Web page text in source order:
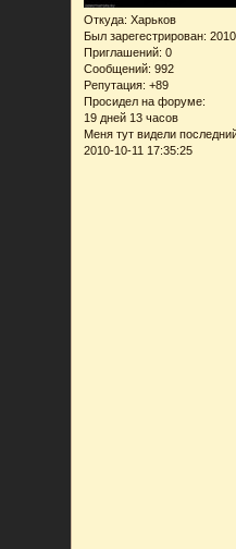
Откуда: Харьков
Был зарегестрирован:
Приглашений: 0
Сообщений: 992
Репутация: +89
Просидел на форуме:
19 дней 13 часов
Меня тут видели
2010-10-11 17:35:25